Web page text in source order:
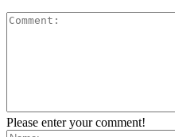
Please enter your comment!